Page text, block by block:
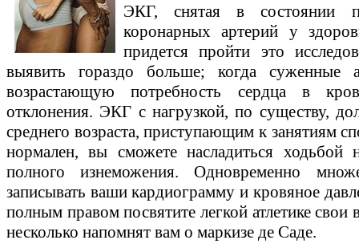
ЭКГ, снятая в состоянии
коронарных артерий у
придется пройти это
выявить гораздо больше; когда суженные
возрастающую потребность сердца в
отклонения. ЭКГ с нагрузкой, по существу,
среднего возраста, приступающим к занятиям
нормален, вы сможете насладиться
полного изнеможения. Одновременно
записывать ваши кардиограмму и кровяное
полным правом посвятите легкой атлетике свои
несколько напомнят вам о маркизе де Саде.